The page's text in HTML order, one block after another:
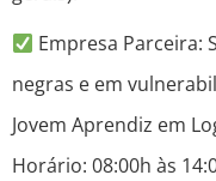
Empresa Parceira:
negras e em
Jovem Aprendiz em
Horário: 08:00h às